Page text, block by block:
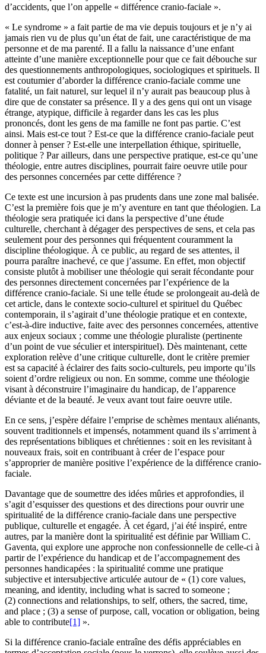
d’accidents, que l’on appelle « différence cranio-faciale ».
« Le syndrome » a fait partie de ma vie depuis toujours et je n’y ai
jamais rien vu de plus qu’un état de fait, une caractéristique de ma
personne et de ma parenté. Il a fallu la naissance d’une enfant
atteinte d’une manière exceptionnelle pour que ce fait débouche sur
des questionnements anthropologiques, sociologiques et spirituels. Il
est coutumier d’aborder la différence cranio-faciale comme une
fatalité, un fait naturel, sur lequel il n’y aurait pas beaucoup plus à
dire que de constater sa présence. Il y a des gens qui ont un visage
étrange, atypique, difficile à regarder dans les cas les plus
prononcés, dont les gens de ma famille ne font pas partie. C’est
ainsi. Mais est-ce tout ? Est-ce que la différence cranio-faciale peut
donner à penser ? Est-elle une interpellation éthique, spirituelle,
politique ? Par ailleurs, dans une perspective pratique, est-ce qu’une
théologie, entre autres disciplines, pourrait faire oeuvre utile pour
des personnes concernées par cette différence ?
Ce texte est une incursion à pas prudents dans une zone mal balisée.
C’est la première fois que je m’y aventure en tant que théologien. La
théologie sera pratiquée ici dans la perspective d’une étude
culturelle, cherchant à dégager des perspectives de sens, et cela pas
seulement pour des personnes qui fréquentent couramment la
discipline théologique. À ce public, au regard de ses attentes, il
pourra paraître inachevé, ce que j’assume. En effet, mon objectif
consiste plutôt à mobiliser une théologie qui serait fécondante pour
des personnes directement concernées par l’expérience de la
différence cranio-faciale. Si une telle étude se prolongeait au-delà de
cet article, dans le contexte socio-culturel et spirituel du Québec
contemporain, il s’agirait d’une théologie pratique et en contexte,
c’est-à-dire inductive, faite avec des personnes concernées, attentive
aux enjeux sociaux ; comme une théologie pluraliste (pertinente
d’un point de vue séculier et interspirituel). Dès maintenant, cette
exploration relève d’une critique culturelle, dont le critère premier
est sa capacité à éclairer des faits socio-culturels, peu importe qu’ils
soient d’ordre religieux ou non. En somme, comme une théologie
visant à déconstruire l’imaginaire du handicap, de l’apparence
déviante et de la beauté. Je veux avant tout faire oeuvre utile.
En ce sens, j’espère défaire l’emprise de schèmes mentaux aliénants,
souvent traditionnels et impensés, notamment quand ils s’arriment à
des représentations bibliques et chrétiennes : soit en les revisitant à
nouveaux frais, soit en contribuant à créer de l’espace pour
s’approprier de manière positive l’expérience de la différence cranio-
faciale.
Davantage que de soumettre des idées mûries et approfondies, il
s’agit d’esquisser des questions et des directions pour ouvrir une
spiritualité de la différence cranio-faciale dans une perspective
publique, culturelle et engagée. À cet égard, j’ai été inspiré, entre
autres, par la manière dont la spiritualité est définie par William C.
Gaventa, qui explore une approche non confessionnelle de celle-ci à
partir de l’expérience du handicap et de l’accompagnement des
personnes handicapées : la spiritualité comme une pratique
subjective et intersubjective articulée autour de « (1) core values,
meaning, and identity, including what is sacred to someone ;
(2) connections and relationships, to self, others, the sacred, time,
and place ; (3) a sense of purpose, call, vocation or obligation, being
able to contribute[1] ».
Si la différence cranio-faciale entraîne des défis appréciables en